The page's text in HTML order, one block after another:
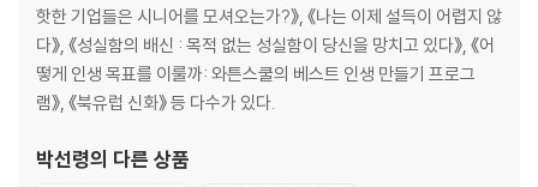
6장 일단 한번 해보는 거다
불안과 공포에 맞서라
침착하게 일을 계속 해내는 법
말을 줄이고 행동으로 옮기려면
핫한 기업들은 시니어를 모셔오는가?》, 《나는 이제 설득이 어렵지 않
다》, 《성실함의 배신 : 목적 없는 성실함이 당신을 망치고 있다》, 《어
떻게 인생 목표를 이룰까: 와튼스쿨의 베스트 인생 만들기 프로그
램》, 《북유럽 신화》 등 다수가 있다.
박선령의 다른 상품